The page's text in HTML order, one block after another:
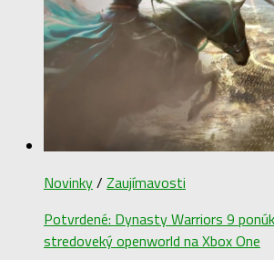
Novinky/ Zaujímavosti
Potvrdené: Dynasty Warriors 9
stredoveký openworld na Xbox One